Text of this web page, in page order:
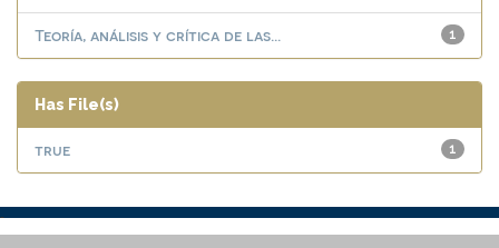
1
Teoría, análisis y crítica de las...
Has File(s)
1
true